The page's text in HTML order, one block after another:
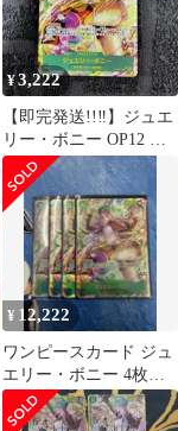
¥3,222
【即完発送!!‼️】ジュエ
リー・ボニー OP12 師
弟の絆シークレット パ
ラレル‼️
¥ 12,222
ワンピースカード ジュ
エリー・ボニー 4枚セ
ット